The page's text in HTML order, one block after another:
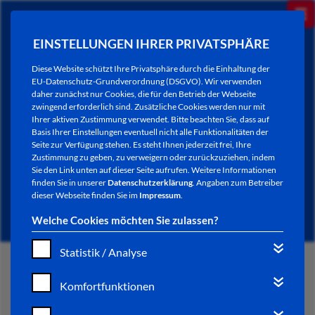
EINSTELLUNGEN IHRER PRIVATSPHÄRE
Diese Website schützt Ihre Privatsphäre durch die Einhaltung der
EU-Datenschutz-Grundverordnung (DSGVO). Wir verwenden
daher zunächst nur Cookies, die für den Betrieb der Webseite
zwingend erforderlich sind. Zusätzliche Cookies werden nur mit
Ihrer aktiven Zustimmung verwendet. Bitte beachten Sie, dass auf
Basis Ihrer Einstellungen eventuell nicht alle Funktionalitäten der
Seite zur Verfügung stehen. Es steht Ihnen jederzeit frei, Ihre
Zustimmung zu geben, zu verweigern oder zurückzuziehen, indem
Sie den Link unten auf dieser Seite aufrufen. Weitere Informationen
finden Sie in unsererDatenschutzerklärung. Angaben zum Betreiber
dieser Webseite finden Sie im Impressum.
Welche Cookies möchten Sie zulassen?
Statistik / Analyse
Komfortfunktionen
NEWSLETTER / CITY LETTER
START